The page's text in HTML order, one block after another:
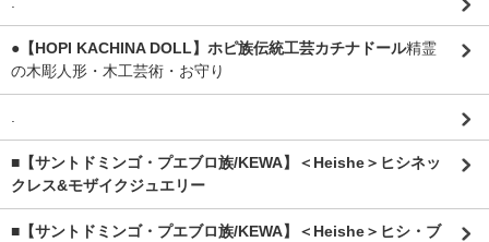
●【HOPI KACHINA DOLL】ホピ族伝統工芸カチナドール精霊
の木彫人形・木工芸術・お守り
.
■【サントドミンゴ・プエブロ族/KEWA】＜Heishe＞ヒシネッ
クレス&モザイクジュエリー
■【サントドミンゴ・プエブロ族/KEWA】＜Heishe＞ヒシ・ブ